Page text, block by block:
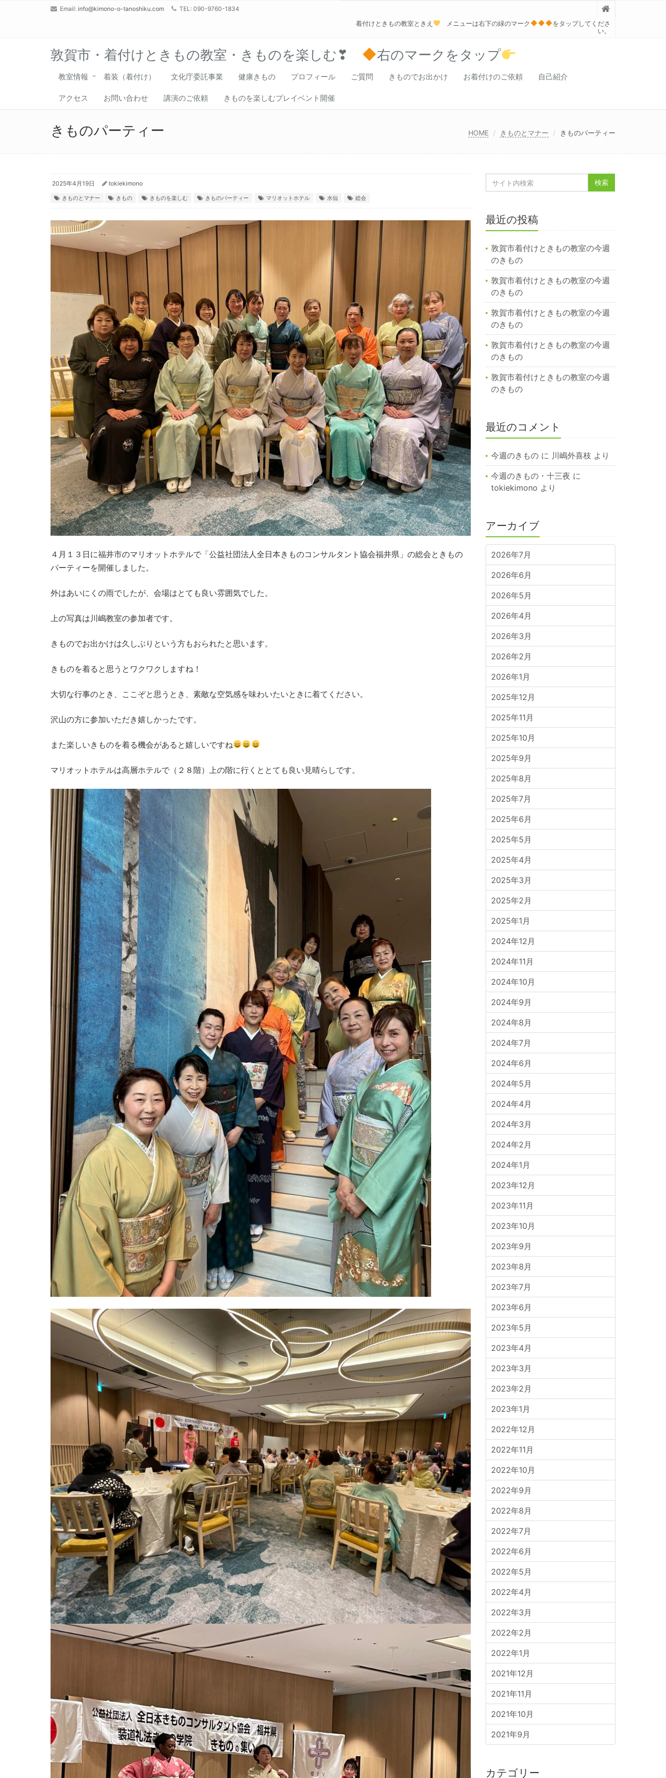
Email: info@kimono-o-tanoshiku.com TEL: 090-9760-1834
着付けときもの教室ときえ メニューは右下の緑のマーク
をタップしてくださ
い。
敦賀市・着付けときもの教室・きものを楽しむ❣ 右のマークをタップ
教室情報 着装（着付け） 文化庁委託事業 健康きもの プロフィール ご質問 きものでお出かけ お着付けのご依頼 自己紹介
アクセス お問い合わせ 講演のご依頼 きものを楽しむプレイベント開催
きものパーティー HOME きものとマナー きものパーティー
2025年4月19日 tokiekimono
きものとマナー きもの きものを楽しむ きものパーティー マリオットホテル 水仙 総会
４月１３日に福井市のマリオットホテルで「公益社団法人全日本きものコンサルタント協会福井県」の総会ときもの
パーティーを開催しました。
外はあいにくの雨でしたが、会場はとても良い雰囲気でした。
上の写真は川嶋教室の参加者です。
きものでお出かけは久しぶりという方もおられたと思います。
きものを着ると思うとワクワクしますね！
大切な行事のとき、ここぞと思うとき、素敵な空気感を味わいたいときに着てください。
沢山の方に参加いただき嬉しかったです。
また楽しいきものを着る機会があると嬉しいですね
マリオットホテルは高層ホテルで（２８階）上の階に行くととても良い見晴らしです。
最近の投稿
敦賀市着付けときもの教室の今週
のきもの
敦賀市着付けときもの教室の今週
のきもの
敦賀市着付けときもの教室の今週
のきもの
敦賀市着付けときもの教室の今週
のきもの
敦賀市着付けときもの教室の今週
のきもの
最近のコメント
今週のきものに 川嶋外喜枝 より
今週のきもの・十三夜 に
tokiekimono より
アーカイブ
2026年7月
2026年6月
2026年5月
2026年4月
2026年3月
2026年2月
2026年1月
2025年12月
2025年11月
2025年10月
2025年9月
2025年8月
2025年7月
2025年6月
2025年5月
2025年4月
2025年3月
2025年2月
2025年1月
2024年12月
2024年11月
2024年10月
2024年9月
2024年8月
2024年7月
2024年6月
2024年5月
2024年4月
2024年3月
2024年2月
2024年1月
2023年12月
2023年11月
2023年10月
2023年9月
2023年8月
2023年7月
2023年6月
2023年5月
2023年4月
2023年3月
2023年2月
2023年1月
2022年12月
2022年11月
2022年10月
2022年9月
2022年8月
2022年7月
2022年6月
2022年5月
2022年4月
2022年3月
2022年2月
2022年1月
2021年12月
2021年11月
2021年10月
2021年9月
カテゴリー